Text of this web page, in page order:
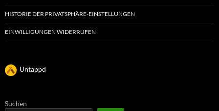
HISTORIE DER PRIVATSPHÄRE-EINSTELLUNGEN
EINWILLIGUNGEN WIDERRUFEN
Untappd
Suchen